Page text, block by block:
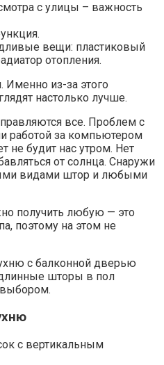
с улицы – важность
вещи: пластиковый
отопления.
Именно из-за этого
настолько лучше.
все. Проблем с
работой за компьютером
не будит нас утром. Нет
от солнца. Снаружи
видами штор и любыми
получить любую — это
поэтому на этом не
с балконной дверью
шторы в пол
с вертикальным